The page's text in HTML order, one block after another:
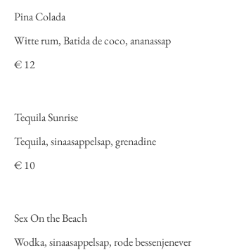
Pina Colada
Witte rum, Batida de coco, ananassap
€ 12
Tequila Sunrise
Tequila, sinaasappelsap, grenadine
€ 10
Sex On the Beach
Wodka, sinaasappelsap, rode bessenjenever